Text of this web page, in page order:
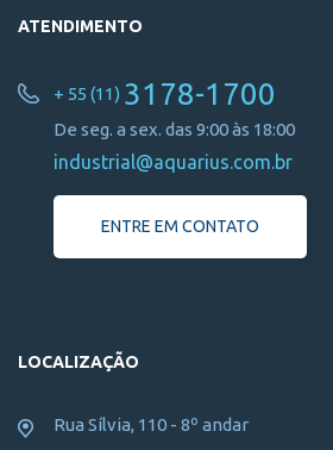
ATENDIMENTO
+ 55 (11) 3178-1700
De seg. a sex. das 9:00 às 18:00
industrial@aquarius.com.br
ENTRE EM CONTATO
LOCALIZAÇÃO
Rua Sílvia, 110 - 8º andar